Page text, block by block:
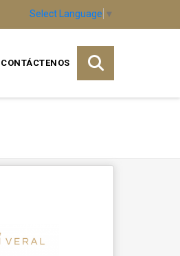
Select Language ▼
CONTÁCTENOS